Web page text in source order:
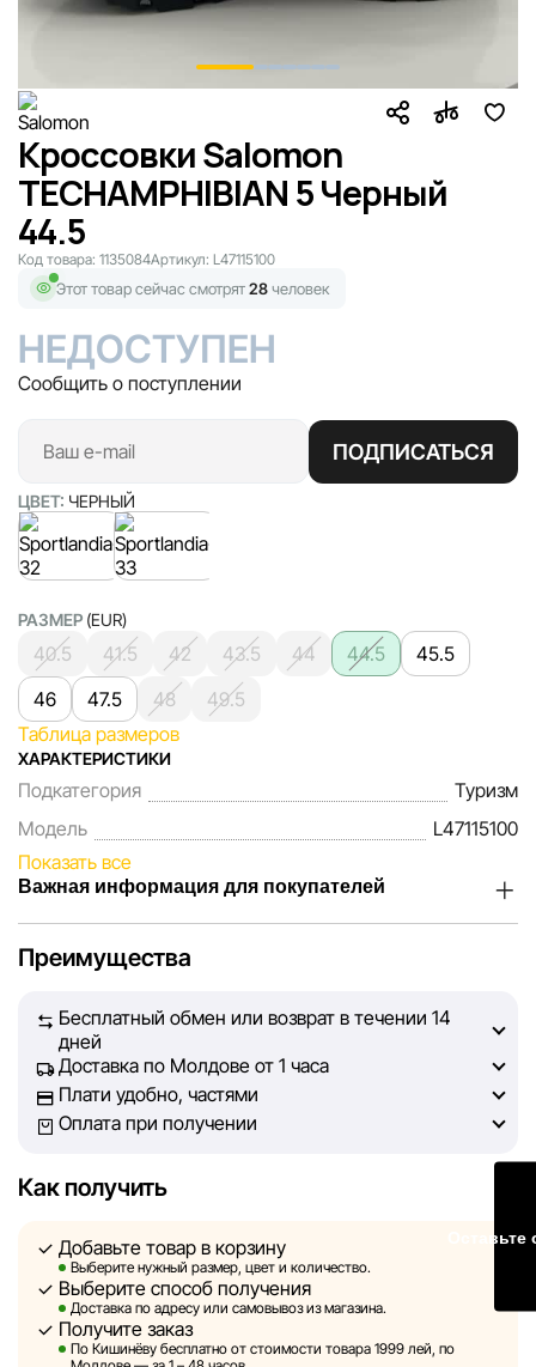
Кроссовки Salomon
TECHAMPHIBIAN 5 Черный
44.5
Код товара: 1135084Артикул: L47115100
Этот товар сейчас смотрят28человек
НЕДОСТУПЕН
Сообщить о поступлении
ПОДПИСАТЬСЯ
ЦВЕТ: ЧЕРНЫЙ
РАЗМЕР (EUR)
40.5 41.5 42 43.5 44 44.5
45.5
46
47.5 48
49.5
Таблица размеров
ХАРАКТЕРИСТИКИ
Подкатегория
Туризм
Модель
L47115100
Показать все
Важная информация для покупателей
наших покупателей. Каждый день мы работаем над тем,
на сайте, была максимально полной, объективной и
актуальной. Наша цель — обеспечить вас достоверной
информацией, чтобы вы смогли принять лучшее
решение о покупке.
Однако, несмотря на постоянный контроль, Sportlandia
не может гарантировать абсолютную точность всех
технических ошибок или сбоев. Мы также не отвечаем
за содержание и актуальность информации на
сторонних ресурсах, ссылки на которые могут быть
размещены на нашем сайте.
Преимущества
Бесплатный обмен или возврат в течении 14
дней
Доставка по Молдове от 1 часа
Плати удобно, частями
Оплата при получении
Как получить
Добавьте товар в корзину
Выберите нужный размер, цвет и количество.
Выберите способ получения
Доставка по адресу или самовывоз из магазина.
Получите заказ
По Кишинёву бесплатно от стоимости товара 1999 лей, по
Оставьте